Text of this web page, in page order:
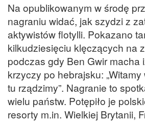
Na opublikowanym w środę
nagraniu widać, jak szydzi z
aktywistów flotylli. Pokazano
kilkudziesięciu klęczących na
podczas gdy Ben Gwir macha
krzyczy po hebrajsku:
tu rządzimy”. Nagranie to
wielu państw. Potępiło je
resorty m.in. Wielkiej Brytanii,